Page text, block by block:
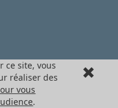
ce site, vous
réaliser des
vous
.